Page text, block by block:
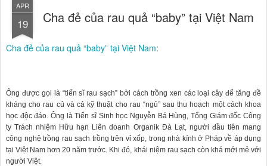
APR
19 Cha đẻ của rau quả “baby” tại Việt Nam
Cha đẻ của rau quả “baby” tại Việt Nam:
Ông được gọi là “tiến sĩ rau sạch” bởi cách trồng xen các loại cây để tăng đề
kháng cho rau củ và cả kỹ thuật cho rau “ngủ” sau thu hoạch một cách khoa
học độc đáo. Ông là Tiến sĩ Sinh học Nguyễn Bá Hùng, Tổng Giám đốc Công
ty Trách nhiệm Hữu hạn Liên doanh Organik Đà Lạt, người đầu tiên mang
công nghệ trồng rau sạch trồng trên vỉ xốp, trong nhà kính ở Pháp về áp dụng
tại Việt Nam hơn 20 năm trước. Khi đó, khái niệm rau sạch còn khá mới mẻ với
người Việt.